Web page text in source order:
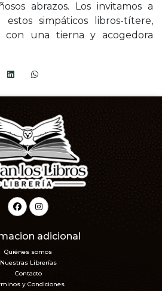
abrazos. Los invitamos a
simpáticos libros-títere,
una tierna y acogedora
adicional
Quiénes somos
Nuestras Librerías
Contacto
y Condiciones